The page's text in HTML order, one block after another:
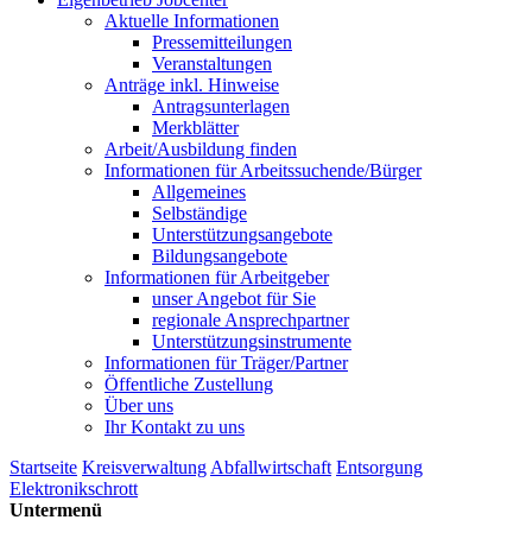
Aktuelle Informationen
Pressemitteilungen
Veranstaltungen
Anträge inkl. Hinweise
Antragsunterlagen
Merkblätter
Arbeit/Ausbildung finden
Informationen für Arbeitssuchende/Bürger
Allgemeines
Selbständige
Unterstützungs­angebote
Bildungsangebote
Informationen für Arbeitgeber
unser Angebot für Sie
regionale Ansprechpartner
Unterstützungs­instrumente
Informationen für Träger/Partner
Öffentliche Zustellung
Über uns
Ihr Kontakt zu uns
Startseite Kreisverwaltung Abfallwirtschaft Entsorgung
Elektronikschrott
Untermenü